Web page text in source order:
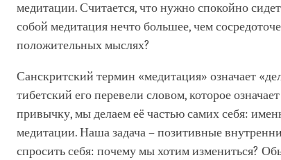
медитации. Считается, что нужно спокойно
собой медитация нечто большее, чем
положительных мыслях?
Санскритский термин «медитация» означает
тибетский его перевели словом, которое
привычку, мы делаем её частью самих себя:
медитации. Наша задача – позитивные
спросить себя: почему мы хотим измениться?